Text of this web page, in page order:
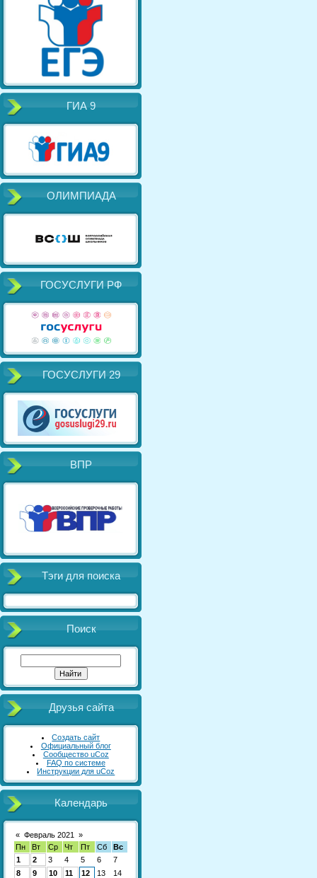
ГИА 9
ОЛИМПИАДА
ГОСУСЛУГИ РФ
ГОСУСЛУГИ 29
ВПР
Тэги для поиска
Поиск
Друзья сайта
Создать сайт
Официальный блог
Сообщество uCoz
FAQ по системе
Инструкции для uCoz
Календарь
« Февраль 2021
»
Пн
Вт Ср Чт Пт Сб
Вс
1
2 3 4 5 6
7
8
9 10 11 12 13
14